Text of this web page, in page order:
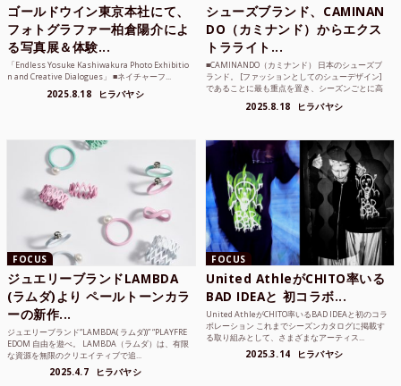
ゴールドウイン東京本社にて、
フォトグラファー柏倉陽介によ
る写真展＆体験...
「Endless Yosuke Kashiwakura Photo Exhibitio
n and Creative Dialogues」 ■ネイチャーフ...
2025.8.18 ヒラバヤシ
シューズブランド、CAMINAN
DO（カミナンド）からエクス
トラライト...
■CAMINANDO（カミナンド） 日本のシューズブ
ランド。 [ファッションとしてのシューデザイン]
であることに最も重点を置き、シーズンごとに高
2025.8.18 ヒラバヤシ
FOCUS
ジュエリーブランドLAMBDA
(ラムダ)より ペールトーンカラ
ーの新作...
ジュエリーブランド“LAMBDA( ラムダ))” “PLAYFRE
EDOM 自由を遊べ。 LAMBDA（ラムダ）は、有限
な資源を無限のクリエイティブで追...
2025.4.7 ヒラバヤシ
FOCUS
United AthleがCHITO率いる
BAD IDEAと 初コラボ...
United AthleがCHITO率いるBAD IDEAと初のコラ
ボレーション これまでシーズンカタログに掲載す
る取り組みとして、さまざまなアーティス...
2025.3.14 ヒラバヤシ